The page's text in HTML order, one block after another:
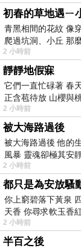
初春的草地遇ㄧ
青黑相間的花紋 像
爬過坑洞、小丘 那
2 小時前
靜靜地假寐
它們一直忙碌著 春
正含苞待放 山櫻與
2 小時前
被大海路過後
被大海路過後 他的
風暴 靈魂卻極其安
2 小時前
都只是為安放騷
你上窮碧落下黃泉
天香 你尋求軟玉香
2 小時前
半百之後